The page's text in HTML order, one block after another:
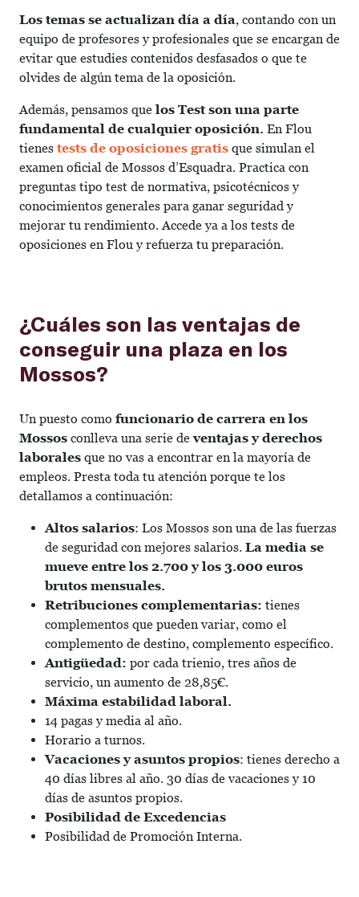
Los temas se actualizan día a día, contando con un
equipo de profesores y profesionales que se encargan de
evitar que estudies contenidos desfasados o que te
olvides de algún tema de la oposición.
Además, pensamos que los Test son una parte
fundamental de cualquier oposición. En Flou
tienes tests de oposiciones gratis que simulan el
examen oficial de Mossos d’Esquadra. Practica con
preguntas tipo test de normativa, psicotécnicos y
conocimientos generales para ganar seguridad y
mejorar tu rendimiento. Accede ya a los tests de
oposiciones en Flou y refuerza tu preparación.
¿Cuáles son las ventajas de
conseguir una plaza en los
Mossos?
Un puesto como funcionario de carrera en los
Mossos conlleva una serie deventajas y derechos
laborales que no vas a encontrar en la mayoría de
empleos. Presta toda tu atención porque te los
detallamos a continuación:
Altos salarios: Los Mossos son una de las fuerzas
de seguridad con mejores salarios. La media se
mueve entre los 2.700 y los 3.000 euros
brutos mensuales.
Retribuciones complementarias: tienes
complementos que pueden variar, como el
complemento de destino, complemento específico.
Antigüedad: por cada trienio, tres años de
servicio, un aumento de 28,85€.
Máxima estabilidad laboral.
14 pagas y media al año.
Horario a turnos.
Vacaciones y asuntos propios: tienes derecho a
40 días libres al año. 30 días de vacaciones y 10
días de asuntos propios.
Posibilidad de Excedencias
Posibilidad de Promoción Interna.